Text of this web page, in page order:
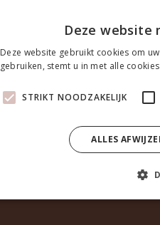
Deze website
Deze website gebruikt cookies om
gebruiken, stemt u in met alle
STRIKT NOODZAKELIJK
ALLES